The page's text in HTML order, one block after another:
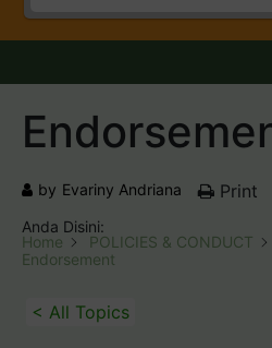
by Evariny Andriana Print
Anda Disini:
Home
POLICIES & CONDUCT
Endorsement
< All Topics